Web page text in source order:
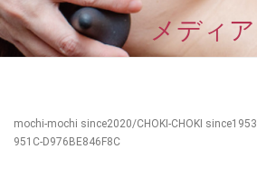
メディア
mochi-mochi since2020/CHOKI-CHOKI since1953
951C-D976BE846F8C